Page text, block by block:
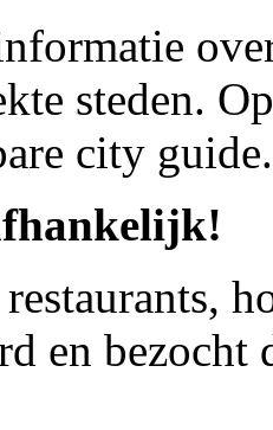
steden.
city guide.
en